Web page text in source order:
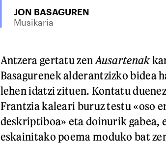
JON BASAGUREN
Musikaria
Antzera gertatu zen Ausartenak
Basagurenek alderantzizko bidea
lehen idatzi zituen. Kontatu
Frantzia kaleari buruz testu «oso
deskriptiboa» eta doinurik gabea,
eskainitako poema moduko bat